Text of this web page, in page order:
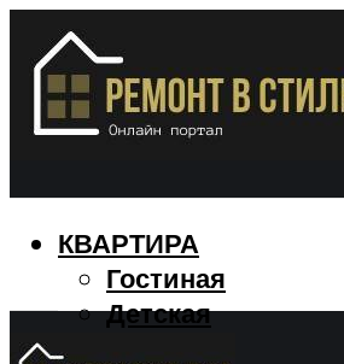
КВАРТИРА
Гостиная
Детская